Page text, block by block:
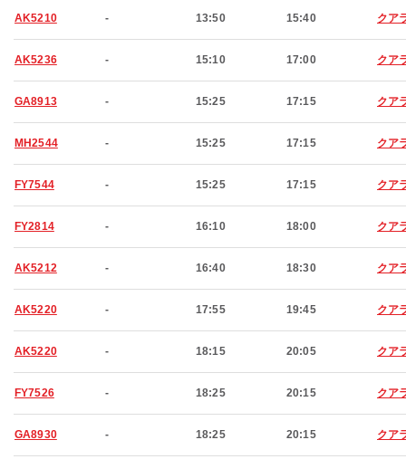
AK5210 - 13:50 15:40 クア
AK5236 - 15:10 17:00 クア
GA8913 - 15:25 17:15 クア
MH2544 - 15:25 17:15 クア
FY7544 - 15:25 17:15 クア
FY2814 - 16:10 18:00 クア
AK5212 - 16:40 18:30 クア
AK5220 - 17:55 19:45 クア
AK5220 - 18:15 20:05 クア
FY7526 - 18:25 20:15 クア
GA8930 - 18:25 20:15 クア